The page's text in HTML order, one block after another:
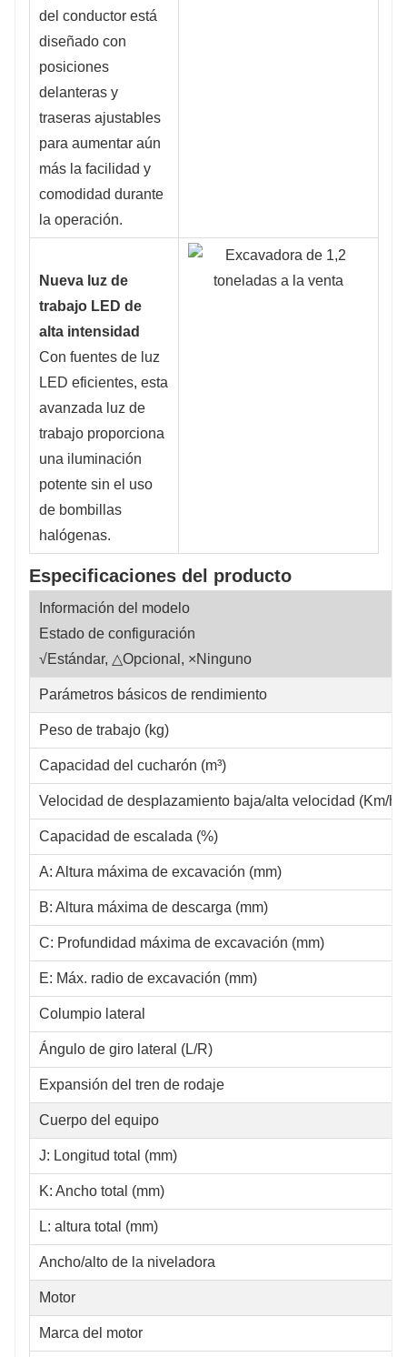
del conductor está
diseñado con
posiciones
delanteras y
traseras ajustables
para aumentar aún
más la facilidad y
comodidad durante
la operación.
Nueva luz de
trabajo LED de
alta intensidad
Con fuentes de luz
LED eficientes, esta
avanzada luz de
trabajo proporciona
una iluminación
potente sin el uso
de bombillas
halógenas.
Especificaciones del producto
Información del modelo
Estado de configuración
√Estándar, △Opcional, ×Ninguno
Parámetros básicos de rendimiento
Peso de trabajo (kg)
Capacidad del cucharón (m³)
Velocidad de desplazamiento baja/alta velocidad (Km/h)
Capacidad de escalada (%)
A: Altura máxima de excavación (mm)
B: Altura máxima de descarga (mm)
C: Profundidad máxima de excavación (mm)
E: Máx. radio de excavación (mm)
Columpio lateral
Ángulo de giro lateral (L/R)
Expansión del tren de rodaje
Cuerpo del equipo
J: Longitud total (mm)
K: Ancho total (mm)
L: altura total (mm)
Ancho/alto de la niveladora
Motor
Marca del motor